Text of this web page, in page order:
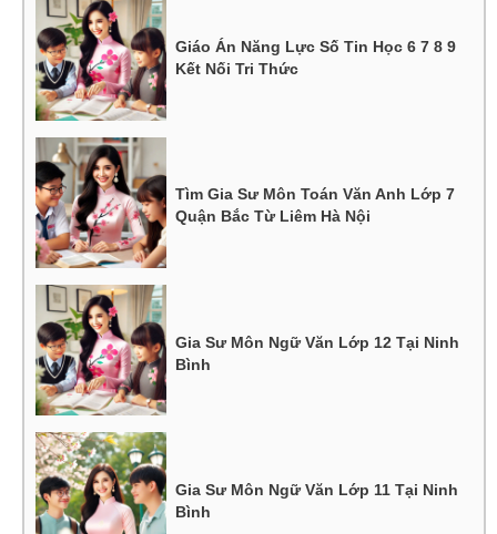
Giáo Án Năng Lực Số Tin Học 6 7 8 9
Kết Nối Tri Thức
Tìm Gia Sư Môn Toán Văn Anh Lớp 7
Quận Bắc Từ Liêm Hà Nội
Gia Sư Môn Ngữ Văn Lớp 12 Tại Ninh
Bình
Gia Sư Môn Ngữ Văn Lớp 11 Tại Ninh
Bình